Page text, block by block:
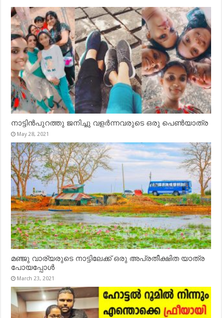
നാട്ടിൻപുറത്തു ജനിച്ചു വളർന്നവരുടെ ഒരു പെൺയാത്ര
May 28, 2021
മഞ്ജു വാര്യരുടെ നാട്ടിലേക്ക് ഒരു അപ്രതീക്ഷിത യാത്ര
പോയപ്പോൾ
March 23, 2021